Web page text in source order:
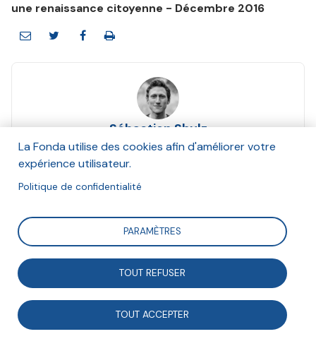
une renaissance citoyenne - Décembre 2016
Sébastien Shulz
Et Denis Stokkink
Décembre 2016
Analyse de la montée en importance des outils
numériques, et plus particulièrement de l'exploitation
des datas, dans la citoyenneté européenne.
La Fonda utilise des cookies afin d'améliorer votre
expérience utilisateur.
Politique de confidentialité
PARAMÈTRES
TOUT REFUSER
TOUT ACCEPTER